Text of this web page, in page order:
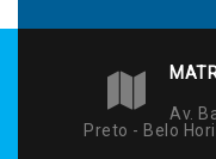
Av.
Preto - Belo